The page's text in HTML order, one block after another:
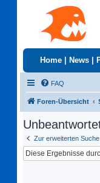
Home News
FAQ
Foren-Übersicht
Zur erweiterten Suche